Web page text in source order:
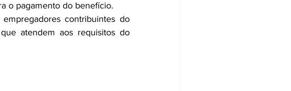
o pagamento do benefício.
atendem aos requisitos do